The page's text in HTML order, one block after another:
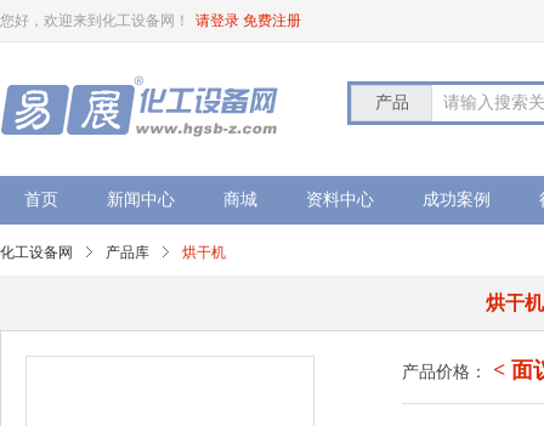
您好，欢迎来到化工设备网！ 请登录 免费注册
产品 请输入搜索
首页 新闻中心 商城 资料中心 成功案例
化工设备网 产品库 烘干机
烘干机
产品价格： < 面